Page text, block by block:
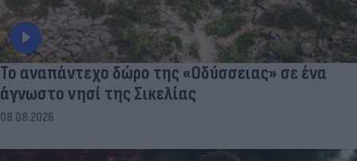
To αναπάντεχο δώρο της «Οδύσσειας» σε ένα
άγνωστο νησί της Σικελίας
08.08.2026